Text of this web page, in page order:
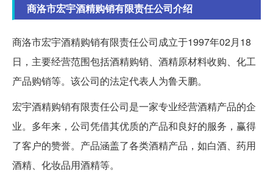
商洛市宏宇酒精购销有限责任公司介绍
商洛市宏宇酒精购销有限责任公司成立于1997年02月18
日，主要经营范围包括酒精购销、酒精原材料收购、化工
产品购销等。该公司的法定代表人为鲁天鹏。
宏宇酒精购销有限责任公司是一家专业经营酒精产品的企
业。多年来，公司凭借其优质的产品和良好的服务，赢得
了客户的赞誉。产品涵盖了各类酒精产品，如白酒、药用
酒精、化妆品用酒精等。